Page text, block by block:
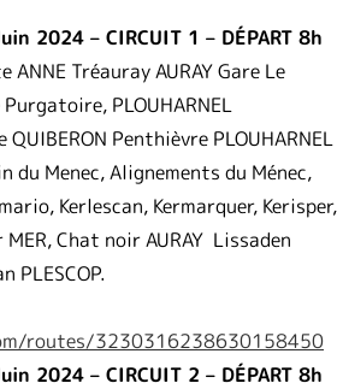
2024 – CIRCUIT 1 – DÉPART 8h
ANNE Tréauray AURAY Gare Le
PLOUHARNEL
Penthièvre PLOUHARNEL
du Menec, Alignements du Ménec,
Kerlescan, Kermarquer, Kerisper,
Chat noir AURAY Lissaden
PLESCOP.
routes/3230316238630158450
2024 – CIRCUIT 2 – DÉPART 8h